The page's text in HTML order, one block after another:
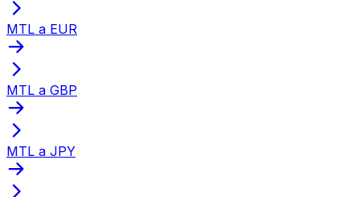
MTL a EUR
MTL a GBP
MTL a JPY